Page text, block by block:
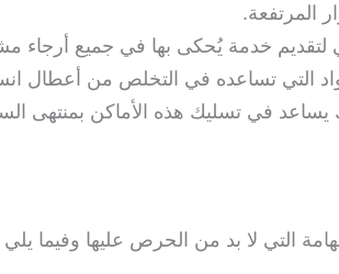
المرتفعة.
لتقديم خدمة يُحكى بها في جميع
التي تساعده في التخلص من أعطال
يساعد في تسليك هذه الأماكن بمنتهى
التي لا بد من الحرص عليها وفيما يلي